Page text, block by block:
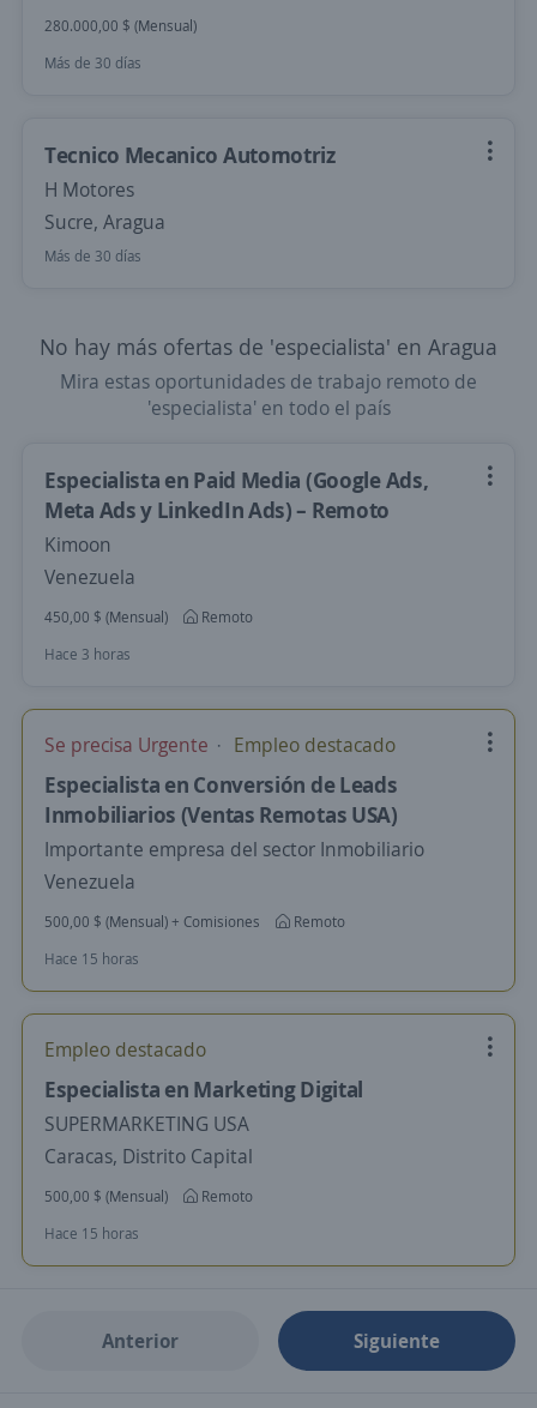
280.000,00 $ (Mensual)
Más de 30 días
Tecnico Mecanico Automotriz
H Motores
Sucre, Aragua
Más de 30 días
No hay más ofertas de 'especialista' en Aragua
Mira estas oportunidades de trabajo remoto de
'especialista' en todo el país
Especialista en Paid Media (Google Ads,
Meta Ads y LinkedIn Ads) – Remoto
Kimoon
Venezuela
450,00 $ (Mensual)
Remoto
Hace 3 horas
Se precisa Urgente Empleo destacado
Especialista en Conversión de Leads
Inmobiliarios (Ventas Remotas USA)
Importante empresa del sector Inmobiliario
Venezuela
500,00 $ (Mensual) + Comisiones
Remoto
Hace 15 horas
Empleo destacado
Especialista en Marketing Digital
SUPERMARKETING USA
Caracas, Distrito Capital
500,00 $ (Mensual)
Remoto
Hace 15 horas
Anterior Siguiente